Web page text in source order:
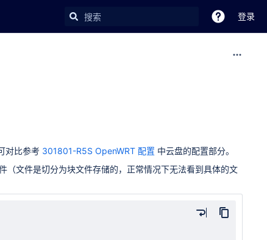
登录
对比参考 301801-R5S OpenWRT 配置 中云盘的配置部分。
（文件是切分为块文件存储的，正常情况下无法看到具体的文